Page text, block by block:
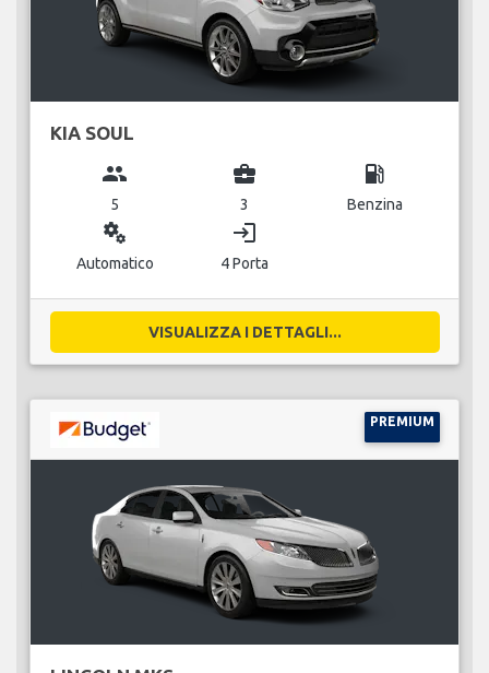
KIA SOUL
group
5
business_center
3
local_gas_station
Benzina
miscellaneous_services
Automatico
login
4 Porta
VISUALIZZA I DETTAGLI...
PREMIUM